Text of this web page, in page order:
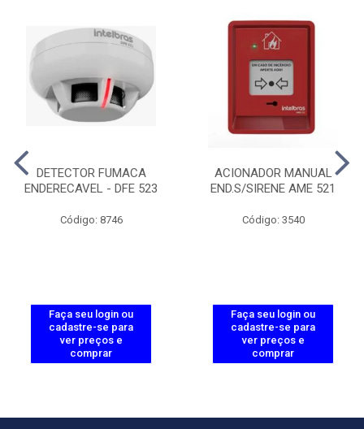
DETECTOR FUMACA
ENDERECAVEL - DFE 523
Código: 8746
Faça seu login ou
cadastre-se para
ver preços e
comprar
ACIONADOR MANUAL
END.S/SIRENE AME 521
Código: 3540
Faça seu login ou
cadastre-se para
ver preços e
comprar